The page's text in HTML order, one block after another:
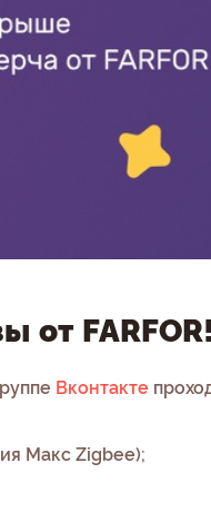
от FARFOR!
Вконтакте
Макс Zigbee);